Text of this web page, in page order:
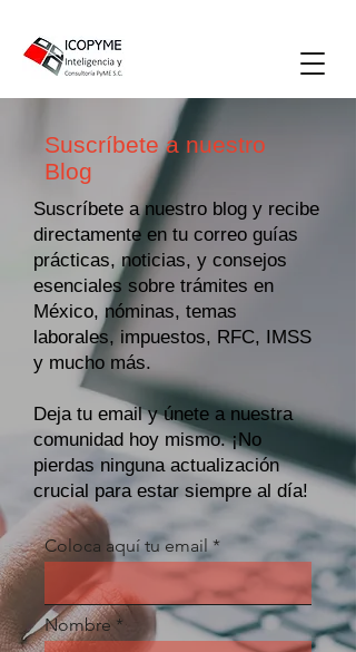
Suscríbete a nuestro
Blog
Suscríbete a nuestro blog y recibe
directamente en tu correo guías
prácticas, noticias, y consejos
esenciales sobre trámites en
México, nóminas, temas
laborales, impuestos, RFC, IMSS
y mucho más.
Deja tu email y únete a nuestra
comunidad hoy mismo. ¡No
pierdas ninguna actualización
crucial para estar siempre al día!
Coloca aquí tu email
Nombre